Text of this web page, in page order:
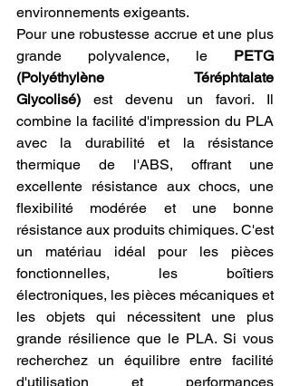
environnements exigeants.
Pour une robustesse accrue et une plus
grande polyvalence, le PETG
(Polyéthylène Téréphtalate
Glycolisé) est devenu un favori. Il
combine la facilité d'impression du PLA
avec la durabilité et la résistance
thermique de l'ABS, offrant une
excellente résistance aux chocs, une
flexibilité modérée et une bonne
résistance aux produits chimiques. C'est
un matériau idéal pour les pièces
fonctionnelles, les boîtiers
électroniques, les pièces mécaniques et
les objets qui nécessitent une plus
grande résilience que le PLA. Si vous
recherchez un équilibre entre facilité
d'utilisation et performances